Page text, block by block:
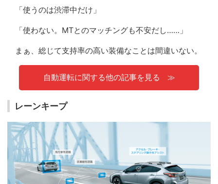
「使うのは渋滞中だけ」
「使わない。MTとのマッチングも不安だし……」
まぁ、総じて支持率の高い装備なことは間違いない。
自動運転に関する他の記事を見る
レーンキープ